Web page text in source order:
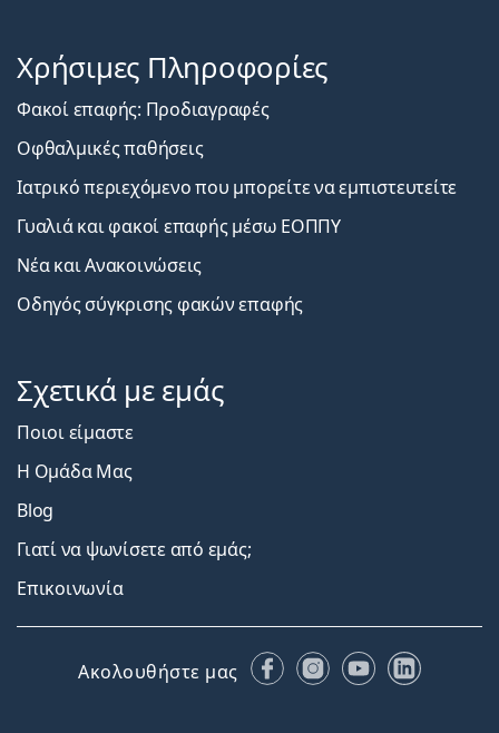
Χρήσιμες Πληροφορίες
Φακοί επαφής: Προδιαγραφές
Οφθαλμικές παθήσεις
Ιατρικό περιεχόμενο που μπορείτε να εμπιστευτείτε
Γυαλιά και φακοί επαφής μέσω ΕΟΠΠΥ
Νέα και Ανακοινώσεις
Οδηγός σύγκρισης φακών επαφής
Σχετικά με εμάς
Ποιοι είμαστε
Η Ομάδα Μας
Blog
Γιατί να ψωνίσετε από εμάς;
Επικοινωνία
Ακολουθήστε μας FacebookInstagram
YouTubeLinkedIn